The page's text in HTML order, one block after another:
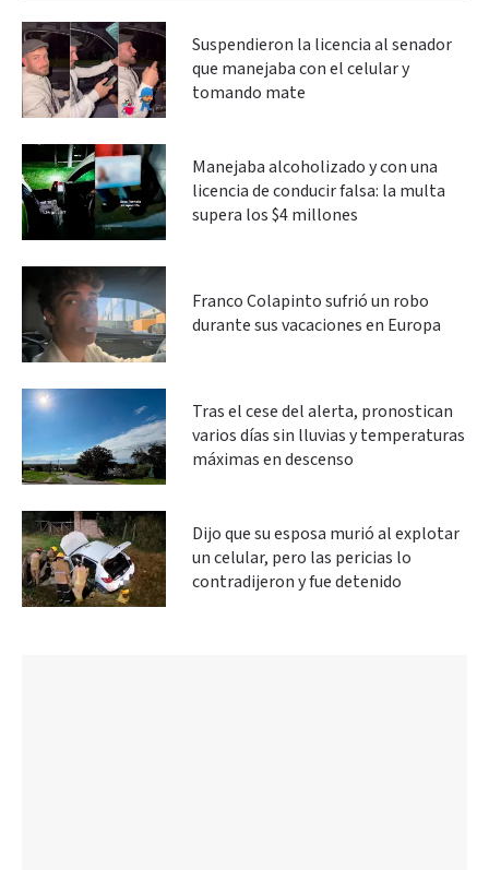
Suspendieron la licencia al senador
que manejaba con el celular y
tomando mate
Manejaba alcoholizado y con una
licencia de conducir falsa: la multa
supera los $4 millones
Franco Colapinto sufrió un robo
durante sus vacaciones en Europa
Tras el cese del alerta, pronostican
varios días sin lluvias y temperaturas
máximas en descenso
Dijo que su esposa murió al explotar
un celular, pero las pericias lo
contradijeron y fue detenido